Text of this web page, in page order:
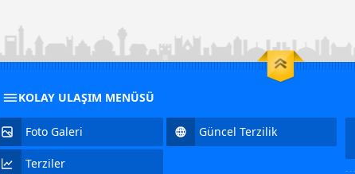
KOLAY ULAŞIM MENÜSÜ
Foto Galeri Güncel Terzilik
Terziler